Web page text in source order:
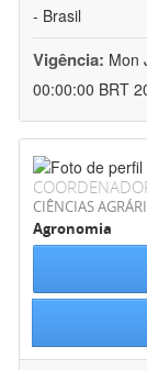
- Brasil
Vigência: Mon
00:00:00 BRT
CIÊNCIAS
Agronomia